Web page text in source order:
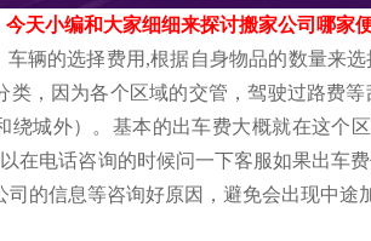
今天小编和大家细细来探讨搬家公司哪家
车辆的选择费用,根据自身物品的数量来
类，因为各个区域的交管，驾驶过路费
绕城外）。基本的出车费大概就在这个区
在电话咨询的时候问一下客服如果出车
司的信息等咨询好原因，避免会出现中途